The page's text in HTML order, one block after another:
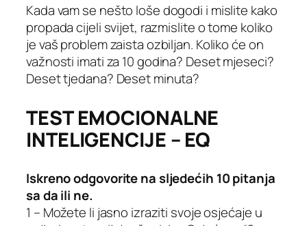
Kada vam se nešto loše dogodi i mislite kako
propada cijeli svijet, razmislite o tome koliko
je vaš problem zaista ozbiljan. Koliko će on
važnosti imati za 10 godina? Deset mjeseci?
Deset tjedana? Deset minuta?
TEST EMOCIONALNE
INTELIGENCIJE – EQ
Iskreno odgovorite na sljedećih 10 pitanja
sa da ili ne.
1 – Možete li jasno izraziti svoje osjećaje u